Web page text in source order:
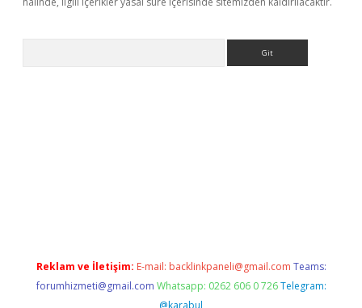
Reklam ve İletişim: E-mail: backlinkpaneli@gmail.com Teams:
forumhizmeti@gmail.com Whatsapp: 0262 606 0 726 Telegram:
@karabul